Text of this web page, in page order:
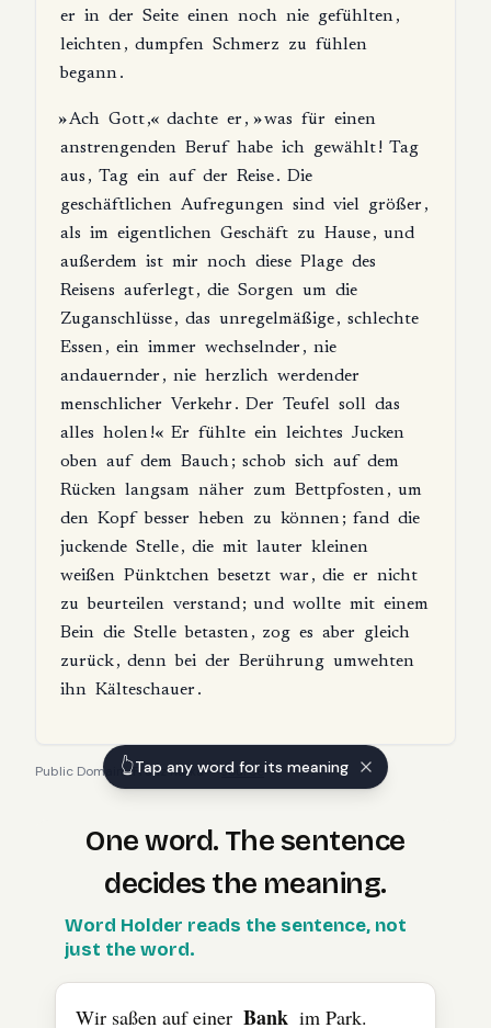
er in der Seite einen noch nie gefühlten,
leichten, dumpfen Schmerz zu fühlen
begann.
»Ach Gott,« dachte er, »was für einen
anstrengenden Beruf habe ich gewählt! Tag
aus , Tag ein auf der Reise. Die
geschäftlichen Aufregungen sind viel größer,
als im eigentlichen Geschäft zu Hause, und
außerdem ist mir noch diese Plage des
Reisens auferlegt, die Sorgen um die
Zuganschlüsse, das unregelmäßige, schlechte
Essen, ein immer wechselnder, nie
andauernder, nie herzlich werdender
menschlicher Verkehr. Der Teufel soll das
alles holen!« Er fühlte ein leichtes Jucken
oben auf dem Bauch; schob sich auf dem
Rücken langsam näher zum Bettpfosten, um
den Kopf besser heben zu können; fand die
juckende Stelle, die mit lauter kleinen
weißen Pünktchen besetzt war, die er nicht
zu beurteilen verstand; und wollte mit einem
Bein die Stelle betasten, zog es aber gleich
zurück, denn bei der Berührung umwehten
ihn Kälteschauer.
Public Domain·Franz Kafka—source
One word. The sentence
decides the meaning.
TheGermanword “Bank” means “bench ” in one
Word Holder reads the sentence, not
just the word.
Wir saßen auf einer Bank im Park.
👆Tap any word for its meaning